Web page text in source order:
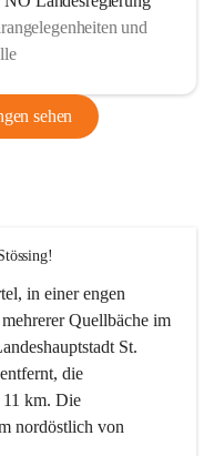
und
sehen
in einer engen
Quellbäche im
St.
die
km. Die
nordöstlich von